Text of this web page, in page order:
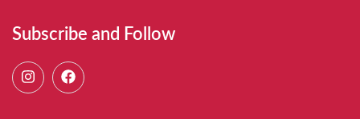
Subscribe and Follow